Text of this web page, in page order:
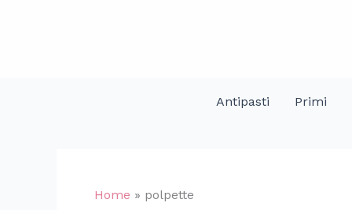
Antipasti Primi
Home » polpette